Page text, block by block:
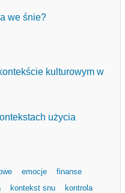
we śnie?
kulturowym w
użycia
emocje
finanse
kontekst snu
kontrola